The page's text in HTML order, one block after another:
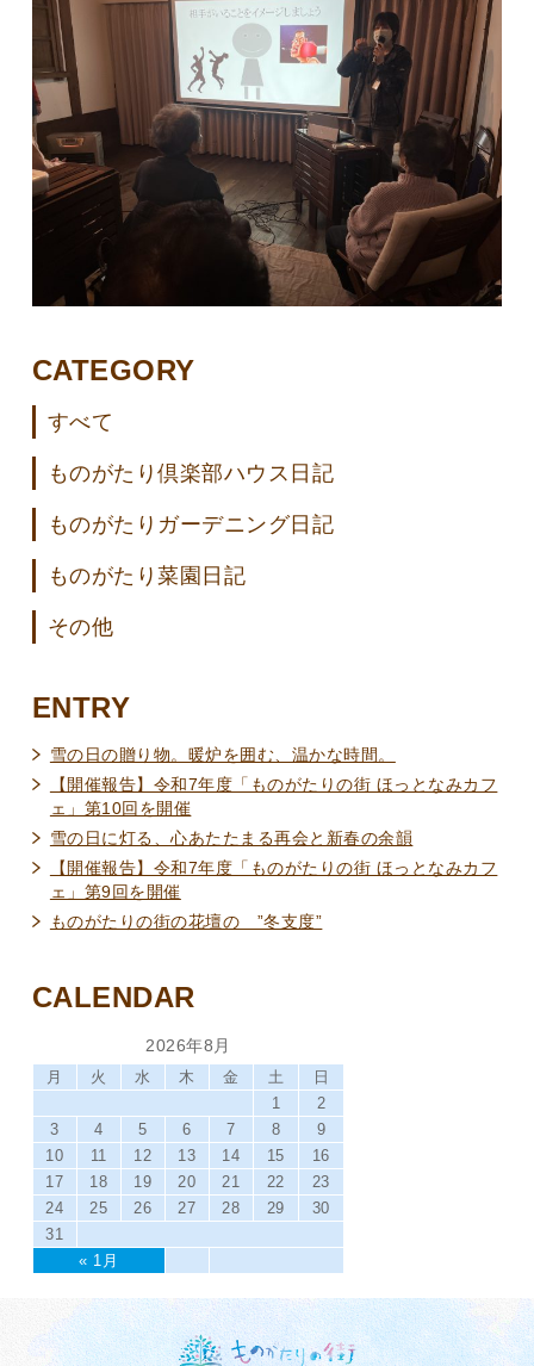
CATEGORY
すべて
ものがたり倶楽部ハウス日記
ものがたりガーデニング日記
ものがたり菜園日記
その他
ENTRY
雪の日の贈り物。暖炉を囲む、温かな時間。
【開催報告】令和7年度「ものがたりの街 ほっとなみカフ
ェ」第10回を開催
雪の日に灯る、心あたたまる再会と新春の余韻
【開催報告】令和7年度「ものがたりの街 ほっとなみカフ
ェ」第9回を開催
ものがたりの街の花壇の ”冬支度”
CALENDAR
2026年8月
月 火 水 木 金 土 日
« 1月
1
2
3
4 5 6 7 8
9
10
11 12 13 14 15
16
17
18 19 20 21 22
23
24
25 26 27 28 29
30
31